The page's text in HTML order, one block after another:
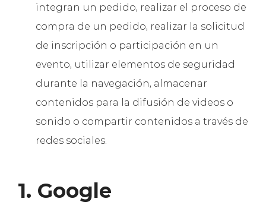
integran un pedido, realizar el proceso de
compra de un pedido, realizar la solicitud
de inscripción o participación en un
evento, utilizar elementos de seguridad
durante la navegación, almacenar
contenidos para la difusión de videos o
sonido o compartir contenidos a través de
redes sociales.
1. Google